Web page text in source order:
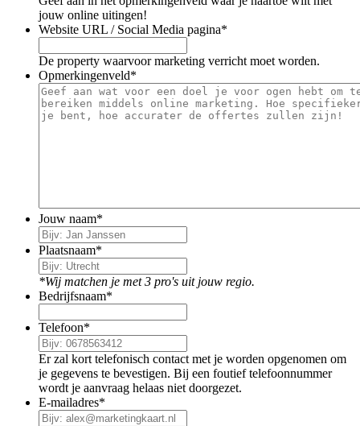
jouw online uitingen!
Website URL / Social Media pagina*
De property waarvoor marketing verricht moet worden.
Opmerkingenveld*
Jouw naam*
Plaatsnaam*
*Wij matchen je met 3 pro's uit jouw regio.
Bedrijfsnaam*
Telefoon*
Er zal kort telefonisch contact met je worden opgenomen om
je gegevens te bevestigen. Bij een foutief telefoonnummer
wordt je aanvraag helaas niet doorgezet.
E-mailadres*